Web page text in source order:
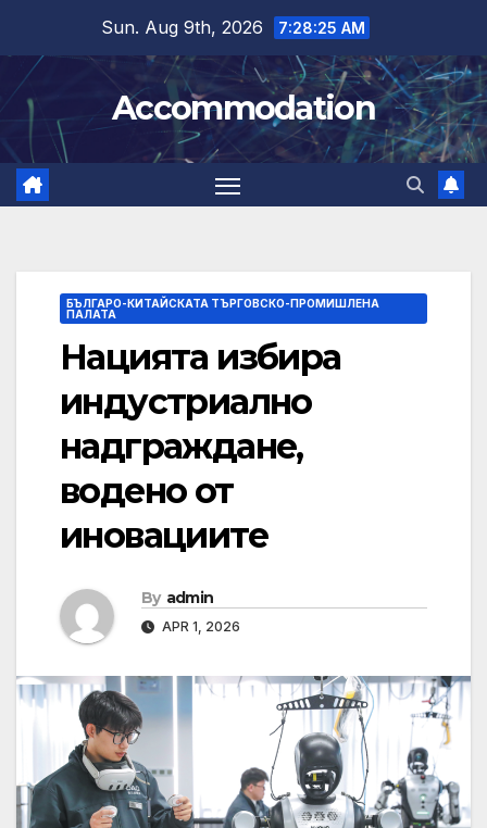
content
Sun. Aug 9th, 2026 7:28:25 AM
Accommodation
БЪЛГАРО-КИТАЙСКАТА ТЪРГОВСКО-ПРОМИШЛЕНА
ПАЛАТА
Нацията избира
индустриално
надграждане,
водено от
иновациите
By admin
APR 1, 2026